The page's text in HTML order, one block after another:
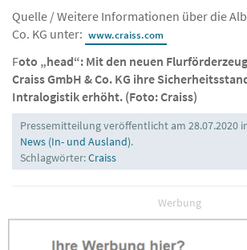
Quelle / Weitere Informationen über die
Co. KG unter: www.craiss.com
Foto „head“: Mit den neuen
Craiss GmbH & Co. KG ihre
Intralogistik erhöht. (Foto: Craiss)
Pressemitteilung veröffentlicht am 28.07.2020
News (In- und Ausland).
Schlagwörter:Craiss
Werbung